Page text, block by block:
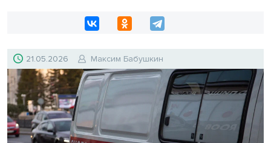
21.05.2026 Максим Бабушкин